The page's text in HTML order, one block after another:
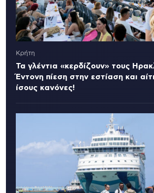
Κρήτη
Τα γλέντια «κερδίζουν» τους
Έντονη πίεση στην εστίαση και
ίσους κανόνες!